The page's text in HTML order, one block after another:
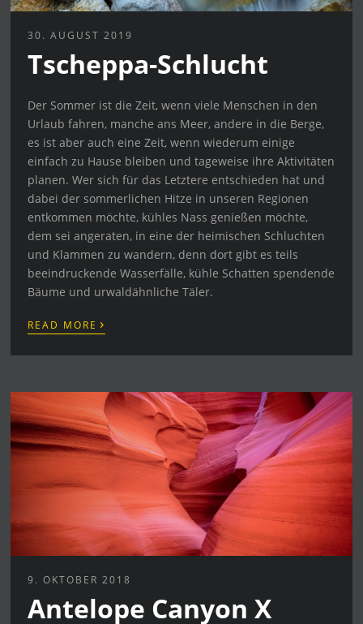
30. AUGUST 2019
Tscheppa-Schlucht
Der Sommer ist die Zeit, wenn viele Menschen in den
Urlaub fahren, manche ans Meer, andere in die Berge,
es ist aber auch eine Zeit, wenn wiederum einige
einfach zu Hause bleiben und tageweise ihre Aktivitäten
planen. Wer sich für das Letztere entschieden hat und
dabei der sommerlichen Hitze in unseren Regionen
entkommen möchte, kühles Nass genießen möchte,
dem sei angeraten, in eine der heimischen Schluchten
und Klammen zu wandern, denn dort gibt es teils
beeindruckende Wasserfälle, kühle Schatten spendende
Bäume und urwaldähnliche Täler.
READ MORE ›
9. OKTOBER 2018
Antelope Canyon X